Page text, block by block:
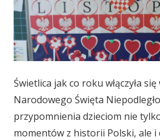
Świetlica jak co roku włączyła
Narodowego Święta
przypomnienia dzieciom nie
momentów z historii Polski, ale i